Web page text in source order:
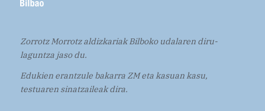
Zorrotz Morrotz aldizkariak Bilboko udalaren diru-
laguntza jaso du.
Edukien erantzule bakarra ZM eta kasuan kasu,
testuaren sinatzaileak dira.